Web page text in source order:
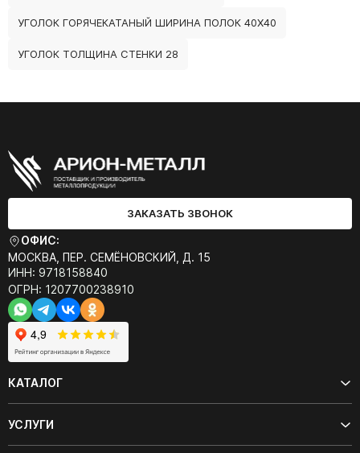
УГОЛОК ГОРЯЧЕКАТАНЫЙ ШИРИНА ПОЛОК 40Х40
УГОЛОК ТОЛЩИНА СТЕНКИ 28
ЗАКАЗАТЬ ЗВОНОК
ОФИС:
МОСКВА, ПЕР. СЕМЁНОВСКИЙ, Д. 15
ИНН: 9718158840
ОГРН: 1207700238910
КАТАЛОГ
УСЛУГИ